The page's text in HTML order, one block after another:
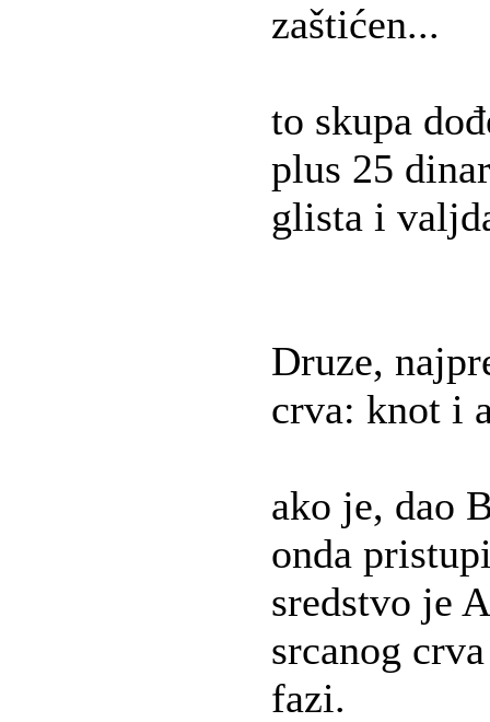
zaštićen...
to skupa
plus 25
glista i
Druze,
crva: knot i
ako je, dao
onda
sredstvo je
srcanog
fazi.